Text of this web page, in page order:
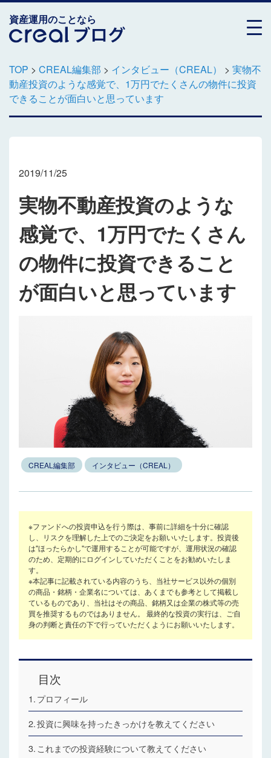
資産運用のことなら
TOP > CREAL編集部 > インタビュー（CREAL） > 実物不
動産投資のような感覚で、1万円でたくさんの物件に投資
できることが面白いと思っています
2019/11/25
実物不動産投資のような
感覚で、1万円でたくさん
の物件に投資できること
が面白いと思っています
CREAL編集部 インタビュー（CREAL）
※ファンドへの投資申込を行う際は、事前に詳細を十分に確認
し、リスクを理解した上でのご決定をお願いいたします。投資後
は"ほったらかし"で運用することが可能ですが、運用状況の確認
のため、定期的にログインしていただくことをお勧めいたしま
す。
※本記事に記載されている内容のうち、当社サービス以外の個別
の商品・銘柄・企業名については、あくまでも参考として掲載し
ているものであり、当社はその商品、銘柄又は企業の株式等の売
買を推奨するものではありません。 最終的な投資の実行は、ご自
身の判断と責任の下で行っていただくようにお願いいたします。
目次
プロフィール
投資に興味を持ったきっかけを教えてください
これまでの投資経験について教えてください